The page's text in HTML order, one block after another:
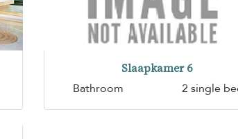
Slaapkamer 6
Bathroom 2 single